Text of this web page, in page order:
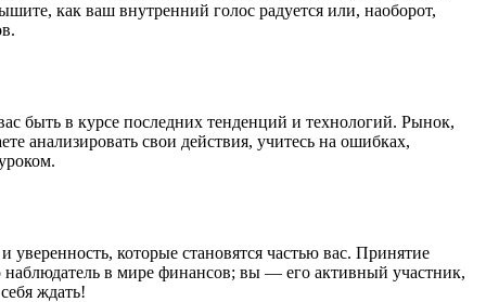
как ваш внутренний голос радуется или, наоборот,
быть в курсе последних тенденций и технологий. Рынок,
анализировать свои действия, учитесь на ошибках,
которые становятся частью вас. Принятие
в мире финансов; вы — его активный участник,
ждать!